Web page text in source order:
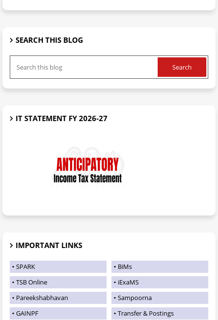
SEARCH THIS BLOG
IT STATEMENT FY 2026-27
IMPORTANT LINKS
SPARK
BiMs
TSB Online
iExaMS
Pareekshabhavan
Sampoorna
GAINPF
Transfer & Postings